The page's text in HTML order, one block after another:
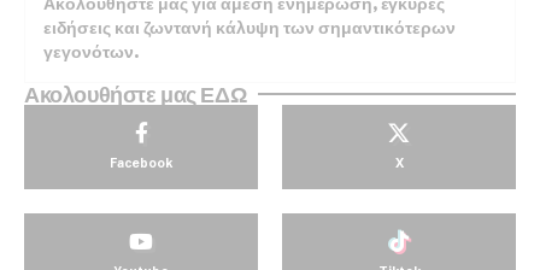
ειδήσεις και ζωντανή κάλυψη των σημαντικότερων
γεγονότων.
Ακολουθήστε μας ΕΔΩ
Facebook X